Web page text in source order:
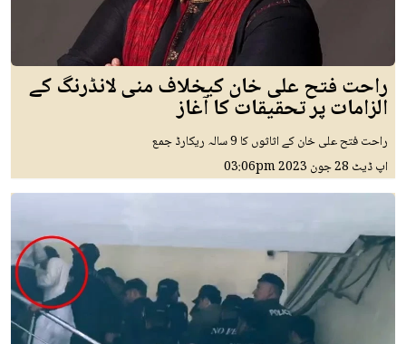
راحت فتح علی خان کیخلاف منی لانڈرنگ کے
الزامات پر تحقیقات کا آغاز
راحت فتح علی خان کے اثاثوں کا 9 سالہ ریکارڈ جمع
اپ ڈیٹ 28 جون 2023 03:06pm